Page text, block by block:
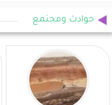
حوادث ومجتمع